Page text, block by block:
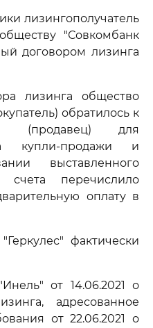
лизингополучатель
"Совкомбанк
договором лизинга
лизинга общество
обратилось к
(продавец) для
купли-продажи и
выставленного
счета перечислило
оплату в
фактически
от 14.06.2021 о
адресованное
от 22.06.2021 о